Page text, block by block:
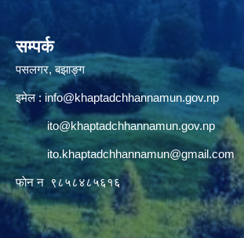
सम्पर्क
पसलगर, बझाङ्ग
इमेल : info@khaptadchhannamun.gov.np
ito@khaptadchhannamun.gov.np
ito.khaptadchhannamun@gmail.com
फाेन न‌‍‍ ९८५८४८५६१६